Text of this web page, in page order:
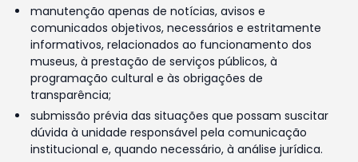
manutenção apenas de notícias, avisos e
comunicados objetivos, necessários e estritamente
informativos, relacionados ao funcionamento dos
museus, à prestação de serviços públicos, à
programação cultural e às obrigações de
transparência;
submissão prévia das situações que possam suscitar
dúvida à unidade responsável pela comunicação
institucional e, quando necessário, à análise jurídica.